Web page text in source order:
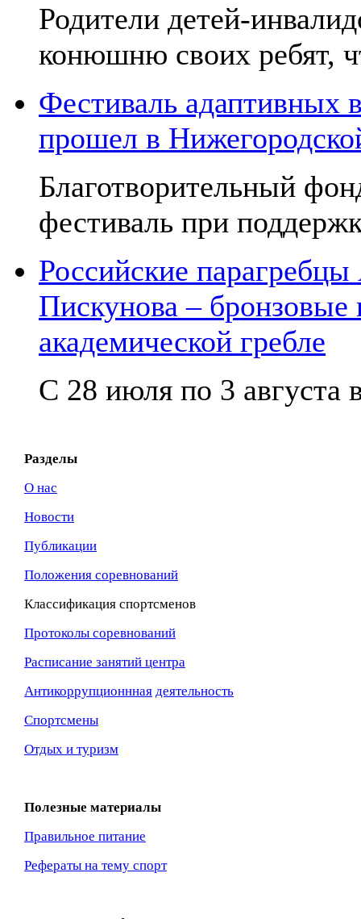
Родители детей-
конюшню своих ребят,
Фестиваль адаптивных
прошел в
Благотворительный
фестиваль при
Российские
Пискунова –
академической гребле
С 28 июля по 3 августа
Разделы
О нас
Новости
Публикации
Положения соревнований
Классификация спортсменов
Протоколы соревнований
Расписание занятий центра
Антикоррупционнная деятельность
Спортсмены
Отдых и туризм
Полезные материалы
Правильное питание
Рефераты на тему спорт